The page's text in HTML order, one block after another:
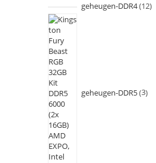
geheugen-DDR4 12
geheugen-DDR5 3